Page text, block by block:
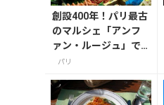
創設400年！パリ最古
のマルシェ「アンフ
ァン・ルージュ」で
食べ歩き
パリ